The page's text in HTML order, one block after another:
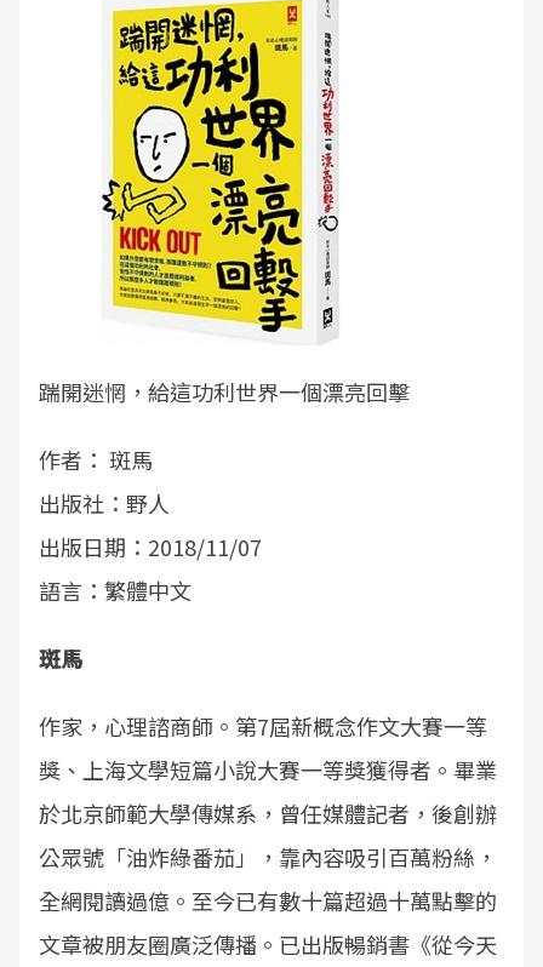
踹開迷惘，給這功利世界一個漂亮回擊
作者： 斑馬
出版社：野人
出版日期：2018/11/07
語言：繁體中文
斑馬
作家，心理諮商師。第7屆新概念作文大賽一等
獎、上海文學短篇小說大賽一等獎獲得者。畢業
於北京師範大學傳媒系，曾任媒體記者，後創辦
公眾號「油炸綠番茄」，靠內容吸引百萬粉絲，
全網閱讀過億。至今已有數十篇超過十萬點擊的
文章被朋友圈廣泛傳播。已出版暢銷書《從今天